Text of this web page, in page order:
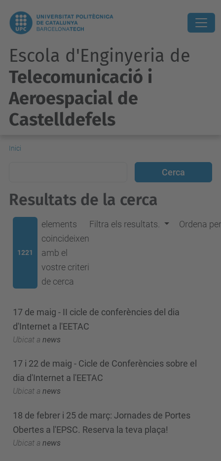
Escola d'Enginyeria de
Telecomunicació i
Aeroespacial de
Castelldefels
Inici
Resultats de la cerca
1221
elements
coincideixen
amb el
vostre criteri
de cerca
Filtra els resultats. Ordena
17 de maig - II cicle de conferències del dia
d'Internet a l'EETAC
Ubicat a news
17 i 22 de maig - Cicle de Conferències sobre el
dia d'Internet a l'EETAC
Ubicat a news
18 de febrer i 25 de març: Jornades de Portes
Obertes a l'EPSC. Reserva la teva plaça!
Ubicat a news